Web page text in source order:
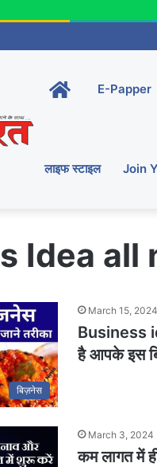
Home-
main
E-Papper
लाइफ स्टाइल Join
Idea all
बिज़नेस
March 15, 2024
Business
है आपके इस
March 3, 2024
कम लागत में